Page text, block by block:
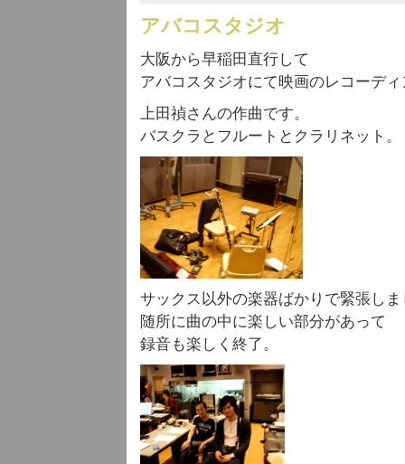
アバコスタジオ
大阪から早稲田直行して
アバコスタジオにて映画のレコーデ
上田禎さんの作曲です。
バスクラとフルートとクラリネット。
サックス以外の楽器ばかりで緊張し
随所に曲の中に楽しい部分があって
録音も楽しく終了。